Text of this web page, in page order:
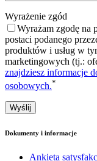
Wyrażenie zgód
Wyrażam zgodę na
postaci podanego
produktów i usług w
marketingowych (tj.:
znajdziesz informacje
osobowych.*
Dokumenty i informacje
Ankieta